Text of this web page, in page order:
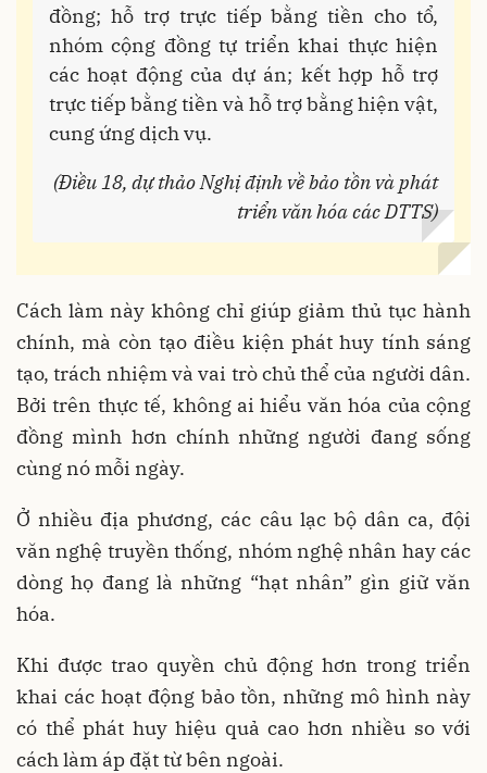
đồng; hỗ trợ trực tiếp bằng tiền cho tổ,
nhóm cộng đồng tự triển khai thực hiện
các hoạt động của dự án; kết hợp hỗ trợ
trực tiếp bằng tiền và hỗ trợ bằng hiện vật,
cung ứng dịch vụ.
(Điều 18, dự thảo Nghị định về bảo tồn và phát
triển văn hóa các DTTS)
Cách làm này không chỉ giúp giảm thủ tục hành
chính, mà còn tạo điều kiện phát huy tính sáng
tạo, trách nhiệm và vai trò chủ thể của người dân.
Bởi trên thực tế, không ai hiểu văn hóa của cộng
đồng mình hơn chính những người đang sống
cùng nó mỗi ngày.
Ở nhiều địa phương, các câu lạc bộ dân ca, đội
văn nghệ truyền thống, nhóm nghệ nhân hay các
dòng họ đang là những “hạt nhân” gìn giữ văn
hóa.
Khi được trao quyền chủ động hơn trong triển
khai các hoạt động bảo tồn, những mô hình này
có thể phát huy hiệu quả cao hơn nhiều so với
cách làm áp đặt từ bên ngoài.